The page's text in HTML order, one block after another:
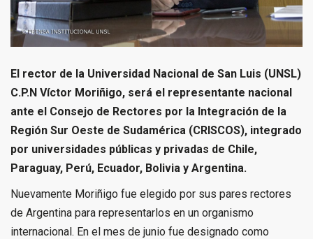
El rector de la Universidad Nacional de San Luis (UNSL)
C.P.N Víctor Moriñigo, será el representante nacional
ante el Consejo de Rectores por la Integración de la
Región Sur Oeste de Sudamérica (CRISCOS), integrado
por universidades públicas y privadas de Chile,
Paraguay, Perú, Ecuador, Bolivia y Argentina.
Nuevamente Moriñigo fue elegido por sus pares rectores
de Argentina para representarlos en un organismo
internacional. En el mes de junio fue designado como